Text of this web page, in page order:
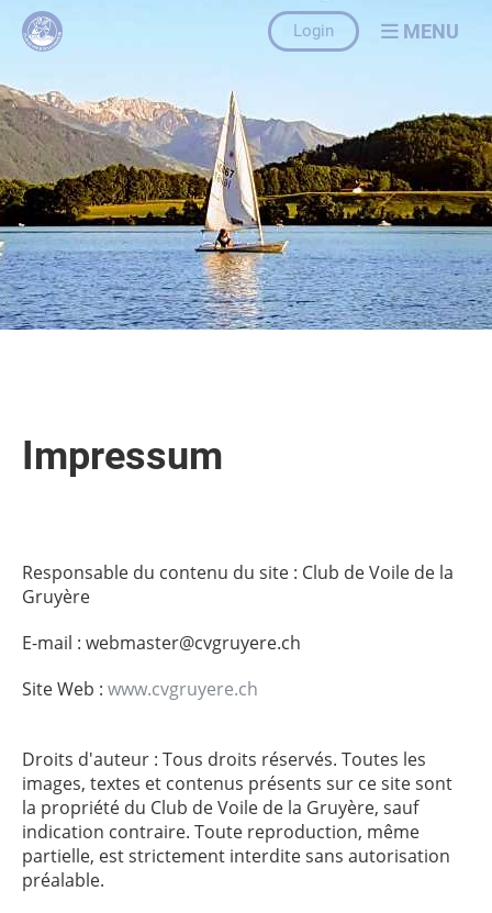
Login MENU
Impressum
Responsable du contenu du site : Club de Voile de la
Gruyère
E-mail : webmaster@cvgruyere.ch
Site Web : www.cvgruyere.ch
Droits d'auteur : Tous droits réservés. Toutes les
images, textes et contenus présents sur ce site sont
la propriété du Club de Voile de la Gruyère, sauf
indication contraire. Toute reproduction, même
partielle, est strictement interdite sans autorisation
préalable.